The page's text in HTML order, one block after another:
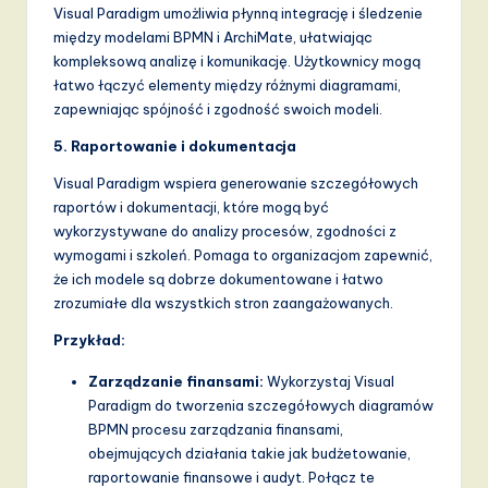
Visual Paradigm umożliwia płynną integrację i śledzenie
między modelami BPMN i ArchiMate, ułatwiając
kompleksową analizę i komunikację. Użytkownicy mogą
łatwo łączyć elementy między różnymi diagramami,
zapewniając spójność i zgodność swoich modeli.
5. Raportowanie i dokumentacja
Visual Paradigm wspiera generowanie szczegółowych
raportów i dokumentacji, które mogą być
wykorzystywane do analizy procesów, zgodności z
wymogami i szkoleń. Pomaga to organizacjom zapewnić,
że ich modele są dobrze dokumentowane i łatwo
zrozumiałe dla wszystkich stron zaangażowanych.
Przykład:
Zarządzanie finansami: Wykorzystaj Visual
Paradigm do tworzenia szczegółowych diagramów
BPMN procesu zarządzania finansami,
obejmujących działania takie jak budżetowanie,
raportowanie finansowe i audyt. Połącz te